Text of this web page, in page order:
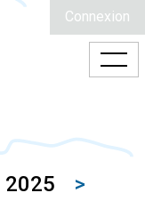
Connexion
2025 >